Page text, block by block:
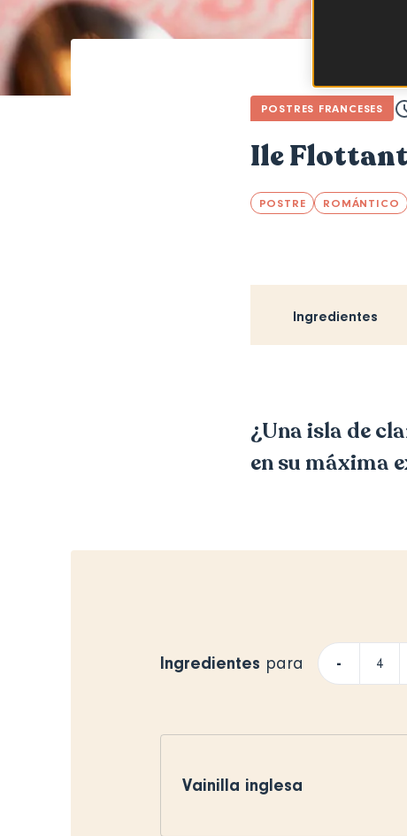
POSTRES FRANCESES
Ile
POSTRE ROMÁNTICO
Ingredientes
¿Una isla de
en su máxima
Ingredientes para -
Vainilla inglesa